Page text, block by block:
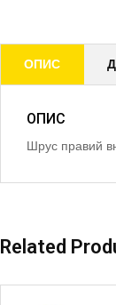
ОПИС
ОПИС
Шрус правий
Related